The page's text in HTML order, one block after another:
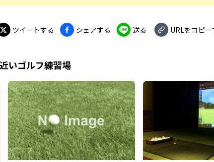
ツイートする シェアする 送る URLをコピー
いゴルフ練習場